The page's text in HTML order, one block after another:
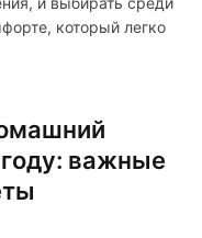
который легко
важные